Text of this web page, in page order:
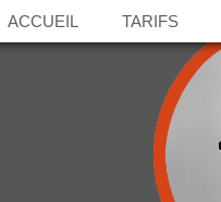
ACCUEIL TARIFS